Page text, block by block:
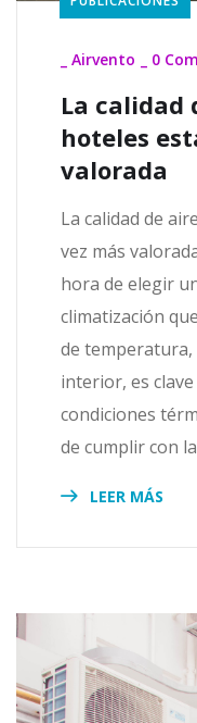
Airvento 0
La calidad
hoteles
valorada
La calidad de
vez más
hora de elegir
climatización
de temperatura,
interior, es
condiciones
de cumplir con
LEER MÁS